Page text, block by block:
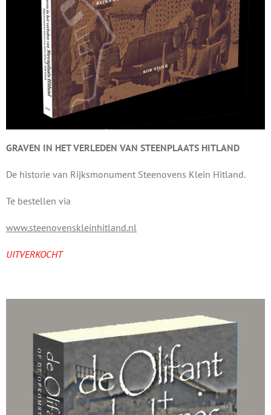
GRAVEN IN HET VERLEDEN VAN STEENPLAATS HITLAND
De historie van Rijksmonument Steenovens Klein Hitland.
Te bestellen via
www.steenovenskleinhitland.nl
UITVERKOCHT